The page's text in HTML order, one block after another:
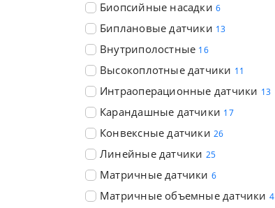
Биопсийные насадки 6
Биплановые датчики 13
Внутриполостные 16
Высокоплотные датчики 11
Интраоперационные датчики 13
Карандашные датчики 17
Конвексные датчики 26
Линейные датчики 25
Матричные датчики 6
Матричные объемные датчики 4